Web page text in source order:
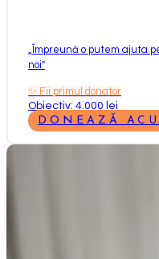
Împreună o putem ajuta
noi"
✨ Fii primul donator
Obiectiv: 4.000 lei
DONEAZĂ